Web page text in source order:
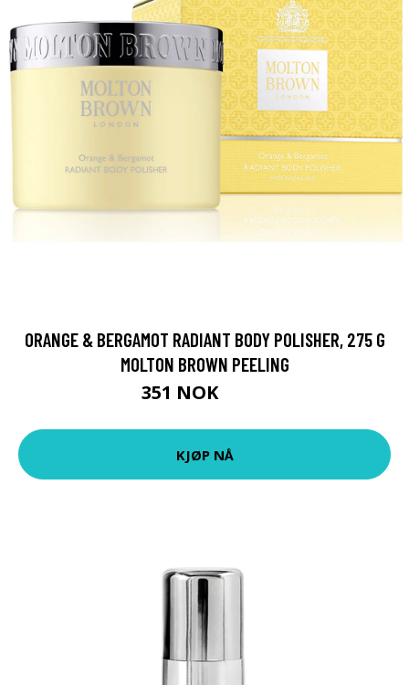
ORANGE & BERGAMOT RADIANT BODY POLISHER, 275 G
MOLTON BROWN PEELING
351 NOK
KJØP NÅ